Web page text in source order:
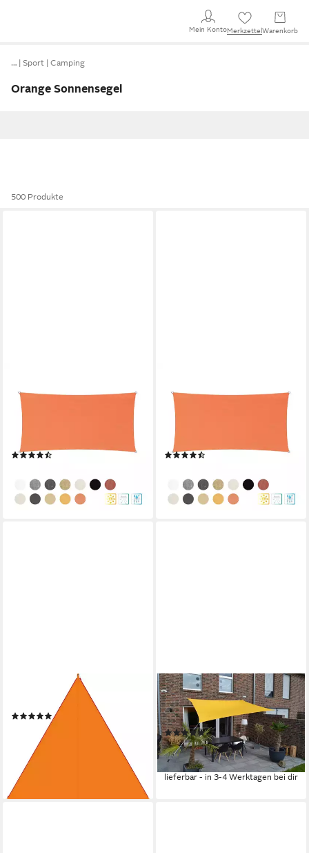
Mein KontoMerkzettel Warenkorb
… Sport Camping
Orange Sonnensegel
500 Produkte
Sonnensegel Sonnensegel
rechteckig 2x4 m,
mit Stabilisator für UV Schutz
lieferbar - in 2-3 Werktagen bei dir
Sonnensegel Sonnensegel
rechteckig 2x4 m,
mit Stabilisator für UV Schutz
lieferbar - in 2-3 Werktagen bei dir
Sonnensegel Zip-Canvas
(1)
79,99 € UVP
lieferbar - in 6-8 Werktagen bei dir
FLORACORD
Sonnensegel, BxT: 250x300
cm
(1)
82,09 € UVP120,95 €
-32%
lieferbar - in 3-4 Werktagen bei dir